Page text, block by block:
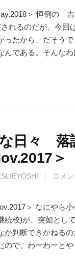
＞ 恒例の「
れるのだが、今回
ったから」だそう
んである。そんな
な日々 落
＞
/ コメ
＞ なにやら
続校)が、突如とし
か判断できかねる
ので、わーわーと